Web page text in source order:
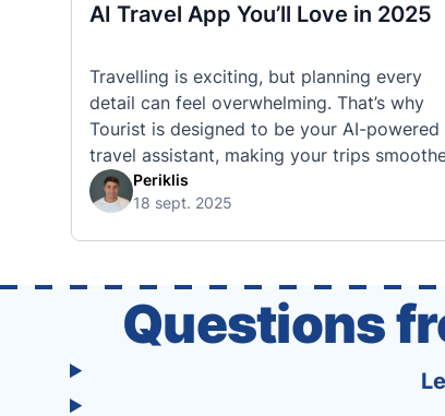
AI Travel App You’ll Love in 2025
Travelling is exciting, but planning every
detail can feel overwhelming. That’s why
Tourist is designed to be your AI-powered
travel assistant, making your trips
smarter, and stress-free. 🧭 What Makes the
Tourist App Unique? Unlike standard travel
trip planning becomes as exciting …
Periklis
18 sept. 2025
Questions